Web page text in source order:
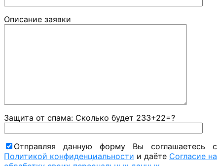
Описание заявки
Защита от спама: Сколько будет 233+22=?
Отправляя данную форму Вы соглашаетесь с
Политикой конфиденциальности и даёте Согласие на